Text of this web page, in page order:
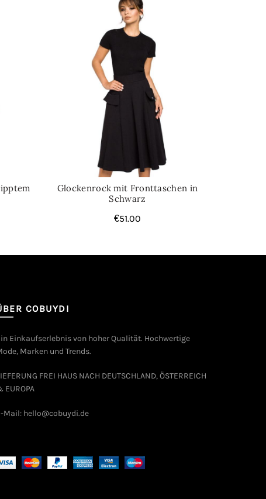
Glockenrock mit Fronttaschen in
Schwarz
€51.00
COBUYDI
Einkaufserlebnis von hoher Qualität. Hochwertige
Marken und Trends.
FREI HAUS NACH DEUTSCHLAND, ÖSTERREICH
EUROPA
Mail: hello@cobuydi.de